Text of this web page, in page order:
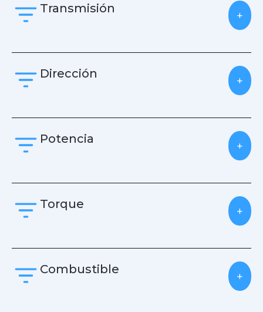
Transmisión +
Dirección +
Potencia +
Torque +
Combustible +